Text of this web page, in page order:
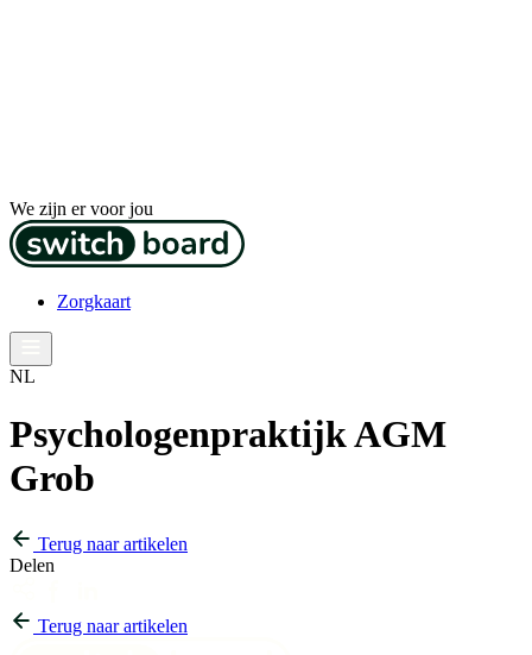
We zijn er voor jou
Zorgkaart
NL
Psychologenpraktijk AGM
Grob
Terug naar artikelen
Delen
Terug naar artikelen